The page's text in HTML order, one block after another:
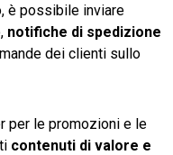
è possibile inviare
notifiche di spedizione
dei clienti sullo
per le promozioni e le
contenuti di valore e